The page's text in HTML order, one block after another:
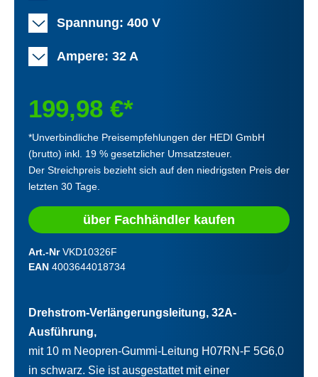
Spannung: 400 V
Ampere: 32 A
199,98 €*
*Unverbindliche Preisempfehlungen der HEDI GmbH
(brutto) inkl. 19 % gesetzlicher Umsatzsteuer.
Der Streichpreis bezieht sich auf den niedrigsten Preis der
letzten 30 Tage.
über Fachhändler kaufen
Art.-NrVKD10326F
EAN 4003644018734
Drehstrom-Verlängerungsleitung, 32A-
Ausführung,
mit 10 m Neopren-Gummi-Leitung H07RN-F 5G6,0
in schwarz. Sie ist ausgestattet mit einer